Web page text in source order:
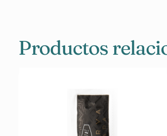
Productos